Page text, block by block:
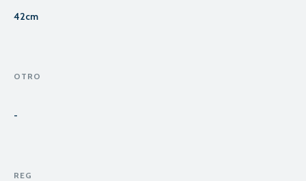
42cm
OTRO
-
REG